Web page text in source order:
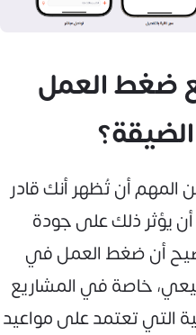
ضغط العمل
الضيقة؟
المهم أن تُظهر أنك قادر
يؤثر ذلك على جودة
أن ضغط العمل في
خاصة في المشاريع
التي تعتمد على مواعيد